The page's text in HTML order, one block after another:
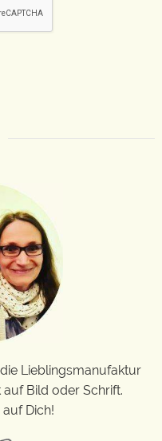
Lieblingsmanufaktur
Bild oder Schrift.
Dich!